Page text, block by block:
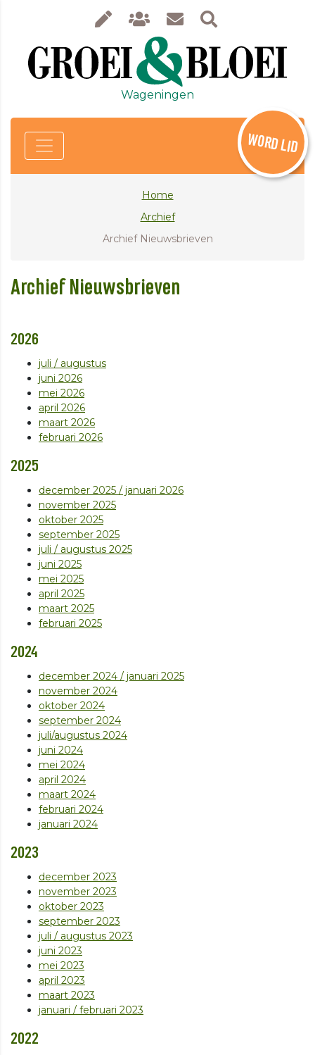
Wageningen
WORD LID
Home
Archief
Archief Nieuwsbrieven
Archief Nieuwsbrieven
2026
juli / augustus
juni 2026
mei 2026
april 2026
maart 2026
februari 2026
2025
december 2025 / januari 2026
november 2025
oktober 2025
september 2025
juli / augustus 2025
juni 2025
mei 2025
april 2025
maart 2025
februari 2025
2024
december 2024 / januari 2025
november 2024
oktober 2024
september 2024
juli/augustus 2024
juni 2024
mei 2024
april 2024
maart 2024
februari 2024
januari 2024
2023
december 2023
november 2023
oktober 2023
september 2023
juli / augustus 2023
juni 2023
mei 2023
april 2023
maart 2023
januari / februari 2023
2022